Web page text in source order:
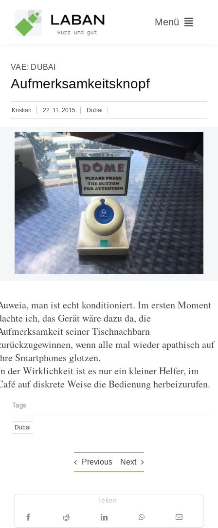
content
Menü
Home
Worum geht’s?
Blog
Hitparade
VAE: DUBAI
Aufmerksamkeitsknopf
Kristian 22. 11. 2015 Dubai
man ist echt konditioniert. Im ersten Moment
ich, das Gerät wäre dazu da, die
seiner Tischnachbarn
wenn alle mal wieder apathisch auf
Smartphones glotzen.
der Wirklichkeit ist es nur ein kleiner Helfer, im
auf diskrete Weise die Bedienung herbeizurufen.
Tags
Dubai
Previous Next
Teilen